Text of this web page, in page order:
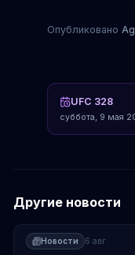
Опубликовано
UFC 328
суббота, 9 мая
Другие новости
Новости 6 авг.